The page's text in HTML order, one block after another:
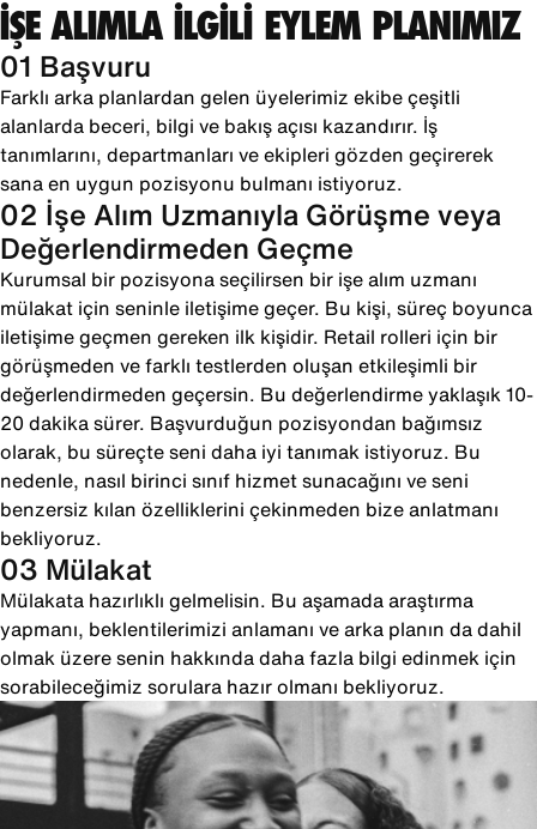
İŞE ALIMLA İLGİLİ EYLEM PLANIMIZ
01 Başvuru
Farklı arka planlardan gelen üyelerimiz ekibe çeşitli
alanlarda beceri, bilgi ve bakış açısı kazandırır. İş
tanımlarını, departmanları ve ekipleri gözden geçirerek
sana en uygun pozisyonu bulmanı istiyoruz.
02 İşe Alım Uzmanıyla Görüşme veya
Değerlendirmeden Geçme
Kurumsal bir pozisyona seçilirsen bir işe alım uzmanı
mülakat için seninle iletişime geçer. Bu kişi, süreç boyunca
iletişime geçmen gereken ilk kişidir. Retail rolleri için bir
görüşmeden ve farklı testlerden oluşan etkileşimli bir
değerlendirmeden geçersin. Bu değerlendirme yaklaşık 10-
20 dakika sürer. Başvurduğun pozisyondan bağımsız
olarak, bu süreçte seni daha iyi tanımak istiyoruz. Bu
nedenle, nasıl birinci sınıf hizmet sunacağını ve seni
benzersiz kılan özelliklerini çekinmeden bize anlatmanı
bekliyoruz.
03 Mülakat
Mülakata hazırlıklı gelmelisin. Bu aşamada araştırma
yapmanı, beklentilerimizi anlamanı ve arka planın da dahil
olmak üzere senin hakkında daha fazla bilgi edinmek için
sorabileceğimiz sorulara hazır olmanı bekliyoruz.